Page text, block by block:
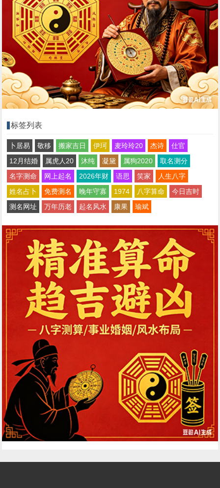
标签列表
卜居易 敬移 搬家吉日 伊珂 麦玲玲20 杰诗
仕官
12月结婚
属虎人20 沐纯 凝黛 属狗2020
取名测分
名字测命
网上起名 2026年财 语思 笑家
人生八字
姓名占卜
免费测名 晚年守寡 1974 八字算命
今日吉时
测名网址
万年历老 起名风水 康果 瑜斌